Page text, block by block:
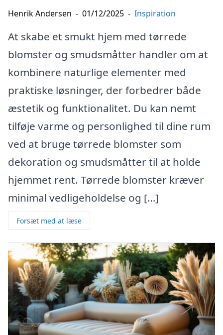
Henrik Andersen - 01/12/2025 - Inspiration
At skabe et smukt hjem med tørrede
blomster og smudsmåtter handler om at
kombinere naturlige elementer med
praktiske løsninger, der forbedrer både
æstetik og funktionalitet. Du kan nemt
tilføje varme og personlighed til dine rum
ved at bruge tørrede blomster som
dekoration og smudsmåtter til at holde
hjemmet rent. Tørrede blomster kræver
minimal vedligeholdelse og […]
Forsæt med at læse